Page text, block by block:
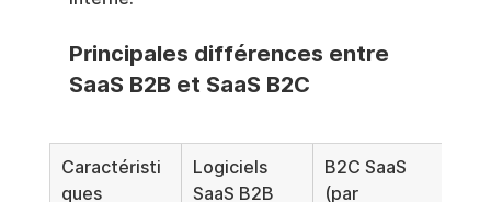
Principales différences entre
SaaS B2B et SaaS B2C
Caractéristi
ques
Logiciels
SaaS B2B
B2C SaaS
(par